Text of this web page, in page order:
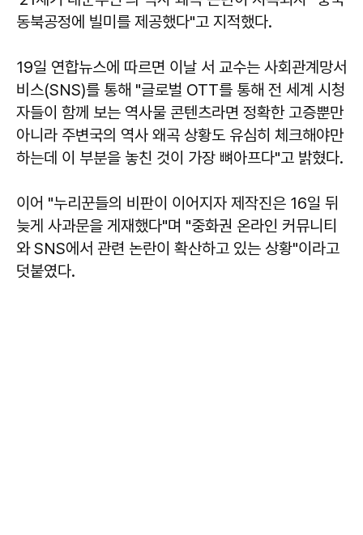
동북공정에 빌미를 제공했다"고 지적했다.
19일 연합뉴스에 따르면 이날 서 교수는 사회관계망서
비스(SNS)를 통해 "글로벌 OTT를 통해 전 세계 시청
자들이 함께 보는 역사물 콘텐츠라면 정확한 고증뿐만
아니라 주변국의 역사 왜곡 상황도 유심히 체크해야만
하는데 이 부분을 놓친 것이 가장 뼈아프다"고 밝혔다.
이어 "누리꾼들의 비판이 이어지자 제작진은 16일 뒤
늦게 사과문을 게재했다"며 "중화권 온라인 커뮤니티
와 SNS에서 관련 논란이 확산하고 있는 상황"이라고
덧붙였다.